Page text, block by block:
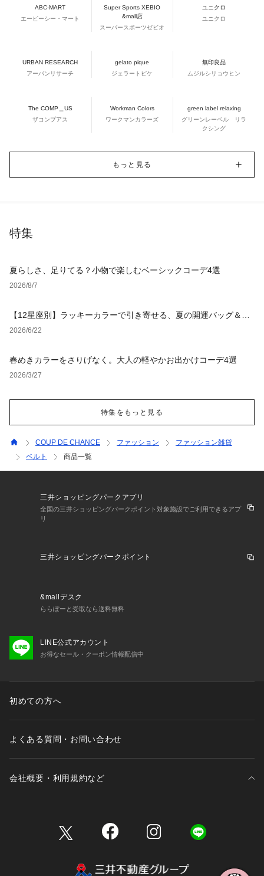
ABC-MART
エービーシー・マート
Super Sports XEBIO
&mall店
スーパースポーツゼビオ
ユニクロ
ユニクロ
URBAN RESEARCH
アーバンリサーチ
gelato pique
ジェラートピケ
無印良品
ムジルシリョウヒン
The COMP＿US
ザコンプアス
Workman Colors
ワークマンカラーズ
green label relaxing
グリーンレーベル リラ
クシング
もっと見る
特集
夏らしさ、足りてる？小物で楽しむベーシックコーデ4選
2026/8/7
【12星座別】ラッキーカラーで引き寄せる、夏の開運バッグ＆小
物
2026/6/22
春めきカラーをさりげなく。大人の軽やかお出かけコーデ4選
2026/3/27
特集をもっと見る
COUP DE CHANCE ファッション
ファッション雑貨
ベルト
商品一覧
三井ショッピングパークアプリ
全国の三井ショッピングパークポイント対象施設でご利用できるアプ
リ
三井ショッピングパークポイント
&mallデスク
ららぽーと受取なら送料無料
LINE公式アカウント
お得なセール・クーポン情報配信中
初めての方へ
よくある質問・お問い合わせ
会社概要・利用規約など